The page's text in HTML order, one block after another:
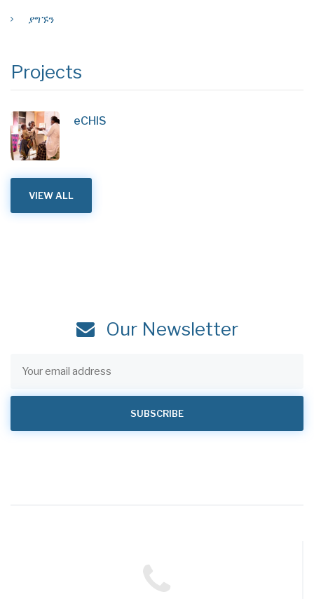
ያግኙን
Projects
eCHIS
VIEW ALL
Our Newsletter